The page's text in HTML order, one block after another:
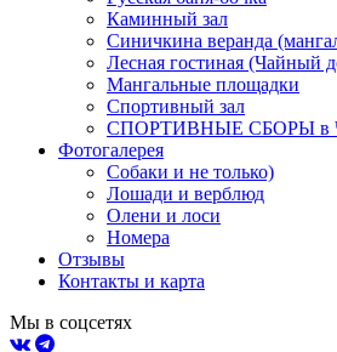
Каминный зал
Синичкина веранда
Лесная гостиная (Чайный
Мангальные площадки
Спортивный зал
СПОРТИВНЫЕ СБОРЫ в
Фотогалерея
Собаки и не только)
Лошади и верблюд
Олени и лоси
Номера
Отзывы
Контакты и карта
Мы в соцсетях